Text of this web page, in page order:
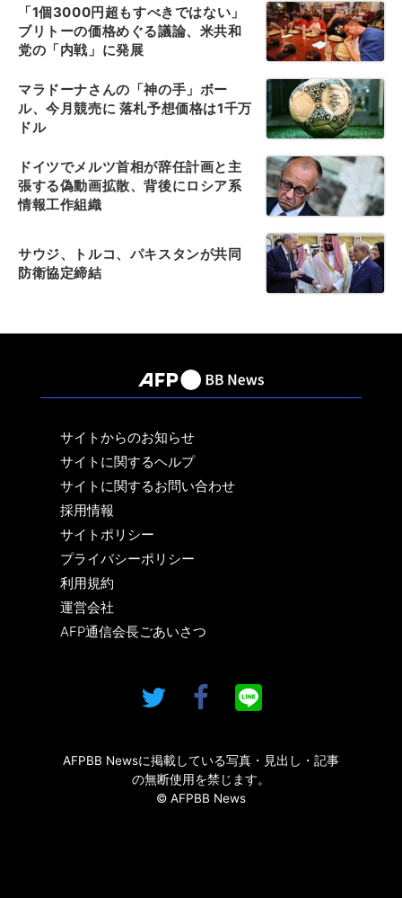
「1個3000円超もすべきではない」
ブリトーの価格めぐる議論、米共和
党の「内戦」に発展
マラドーナさんの「神の手」ボー
ル、今月競売に 落札予想価格は1千万
ドル
ドイツでメルツ首相が辞任計画と主
張する偽動画拡散、背後にロシア系
情報工作組織
サウジ、トルコ、パキスタンが共同
防衛協定締結
サイトからのお知らせ
サイトに関するヘルプ
サイトに関するお問い合わせ
採用情報
サイトポリシー
プライバシーポリシー
利用規約
運営会社
AFP通信会長ごあいさつ
AFPBB Newsに掲載している写真・見出し・記事
の無断使用を禁じます。
© AFPBB News